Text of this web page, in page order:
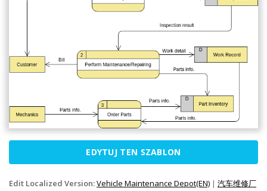
EDYTUJ TEN SZABLON
Edit Localized Version:Vehicle Maintenance Depot(EN) | 汽车维修厂